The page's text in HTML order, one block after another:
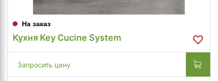
На заказ
Кухня Key Cucine System
Запросить цену